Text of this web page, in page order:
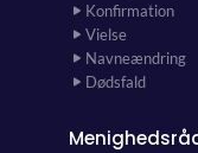
Konfirmation
Vielse
Navneændring
Dødsfald